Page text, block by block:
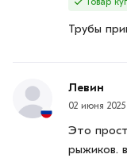
Трубы
Левин
02 июня 2025
Это
рыжиков.